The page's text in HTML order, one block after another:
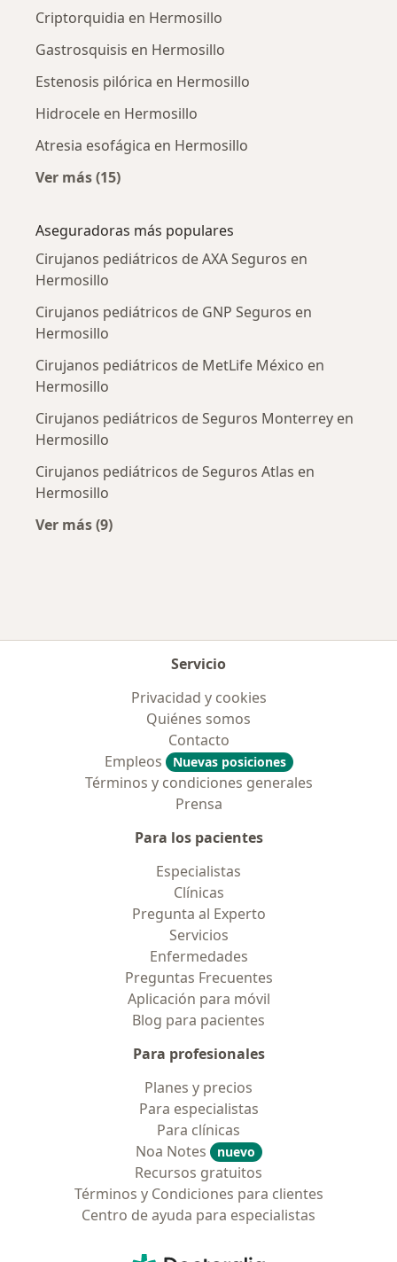
Criptorquidia en Hermosillo
Gastrosquisis en Hermosillo
Estenosis pilórica en Hermosillo
Hidrocele en Hermosillo
Atresia esofágica en Hermosillo
Ver más (15)
Aseguradoras más populares
Cirujanos pediátricos de AXA Seguros en
Hermosillo
Cirujanos pediátricos de GNP Seguros en
Hermosillo
Cirujanos pediátricos de MetLife México en
Hermosillo
Cirujanos pediátricos de Seguros Monterrey en
Hermosillo
Cirujanos pediátricos de Seguros Atlas en
Hermosillo
Ver más (9)
Servicio
Privacidad y cookies
Quiénes somos
Contacto
Empleos
Nuevas posiciones
Términos y condiciones generales
Prensa
Para los pacientes
Especialistas
Clínicas
Pregunta al Experto
Servicios
Enfermedades
Preguntas Frecuentes
Aplicación para móvil
Blog para pacientes
Para profesionales
Planes y precios
Para especialistas
Para clínicas
Noa Notes
nuevo
Recursos gratuitos
Términos y Condiciones para clientes
Centro de ayuda para especialistas